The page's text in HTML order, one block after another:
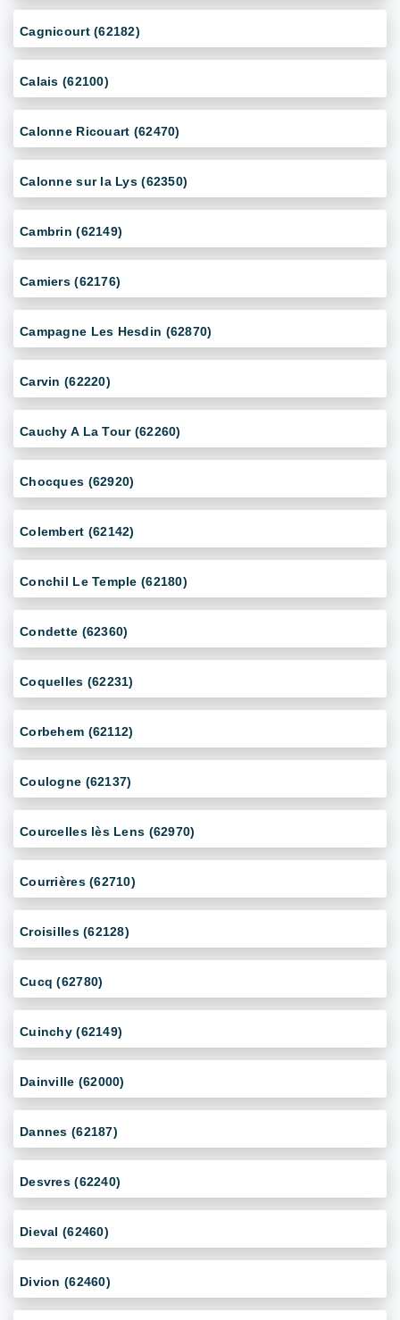
Cagnicourt (62182)
Calais (62100)
Calonne Ricouart (62470)
Calonne sur la Lys (62350)
Cambrin (62149)
Camiers (62176)
Campagne Les Hesdin (62870)
Carvin (62220)
Cauchy A La Tour (62260)
Chocques (62920)
Colembert (62142)
Conchil Le Temple (62180)
Condette (62360)
Coquelles (62231)
Corbehem (62112)
Coulogne (62137)
Courcelles lès Lens (62970)
Courrières (62710)
Croisilles (62128)
Cucq (62780)
Cuinchy (62149)
Dainville (62000)
Dannes (62187)
Desvres (62240)
Dieval (62460)
Divion (62460)